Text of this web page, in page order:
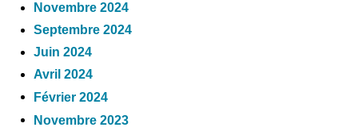
Novembre 2024
Septembre 2024
Juin 2024
Avril 2024
Février 2024
Novembre 2023